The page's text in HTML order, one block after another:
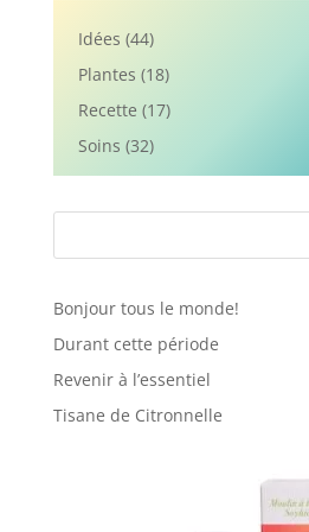
Idées (44)
Plantes (18)
Recette (17)
Soins (32)
Bonjour tous le monde!
Durant cette période
Revenir à l’essentiel
Tisane de Citronnelle